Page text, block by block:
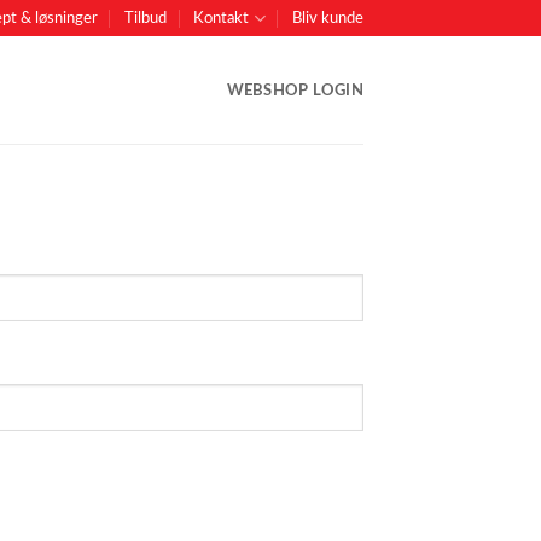
& løsninger Tilbud Kontakt Bliv kunde
WEBSHOP LOGIN